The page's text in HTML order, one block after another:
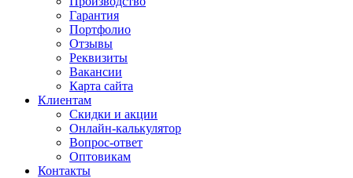
Гарантия
Портфолио
Отзывы
Реквизиты
Вакансии
Карта сайта
Клиентам
Скидки и акции
Онлайн-калькулятор
Вопрос-ответ
Оптовикам
Контакты